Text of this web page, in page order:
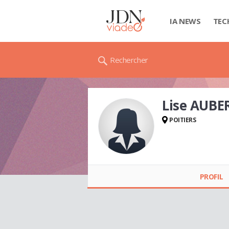
IA NEWS
Rechercher
Lise
POITIERS
PROFIL